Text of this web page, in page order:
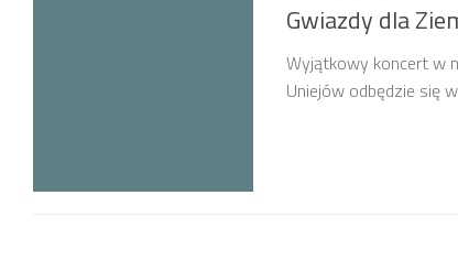
Gwiazdy dla
Wyjątkowy koncert w
Uniejów odbędzie się